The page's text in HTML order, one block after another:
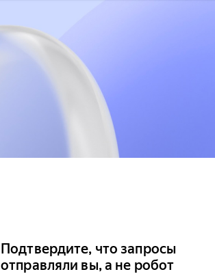
Подтвердите, что запросы
отправляли вы, а не робот